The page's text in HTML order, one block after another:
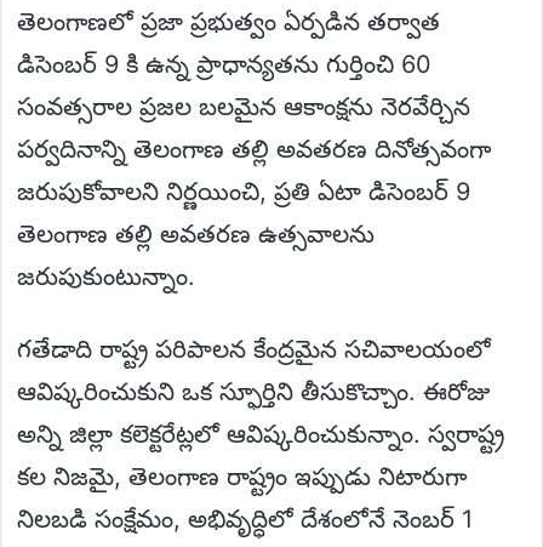
తెలంగాణలో ప్రజా ప్రభుత్వం ఏర్పడిన తర్వాత
డిసెంబర్ 9 కి ఉన్న ప్రాధాన్యతను గుర్తించి 60
సంవత్సరాల ప్రజల బలమైన ఆకాంక్షను నెరవేర్చిన
పర్వదినాన్ని తెలంగాణ తల్లి అవతరణ దినోత్సవంగా
జరుపుకోవాలని నిర్ణయించి, ప్రతి ఏటా డిసెంబర్ 9
తెలంగాణ తల్లి అవతరణ ఉత్సవాలను
జరుపుకుంటున్నాం.
గతేడాది రాష్ట్ర పరిపాలన కేంద్రమైన సచివాలయంలో
ఆవిష్కరించుకుని ఒక స్ఫూర్తిని తీసుకొచ్చాం. ఈరోజు
అన్ని జిల్లా కలెక్టరేట్లలో ఆవిష్కరించుకున్నాం. స్వరాష్ట్ర
కల నిజమై, తెలంగాణ రాష్ట్రం ఇప్పుడు నిటారుగా
నిలబడి సంక్షేమం, అభివృద్ధిలో దేశంలోనే నెంబర్ 1